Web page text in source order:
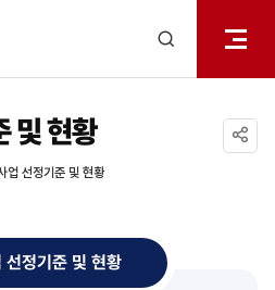
열기
및 현황
업 선정기준 및 현황
선정기준 및 현황